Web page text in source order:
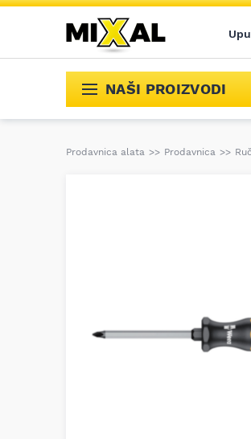
NAŠI PROIZVODI
Prodavnica alata >> Prodavnica >>